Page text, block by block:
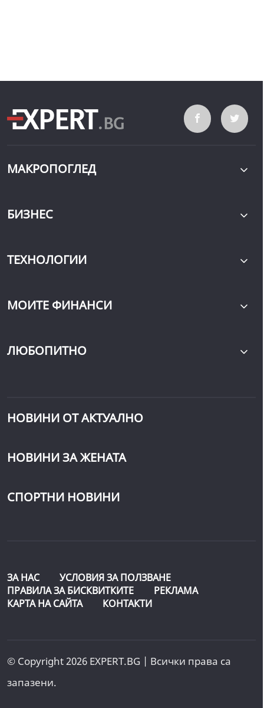
МАКРОПОГЛЕД
БИЗНЕС
ТЕХНОЛОГИИ
МОИТЕ ФИНАНСИ
ЛЮБОПИТНО
НОВИНИ ОТ АКТУАЛНО
НОВИНИ ЗА ЖЕНАТА
СПОРТНИ НОВИНИ
ЗА НАС
УСЛОВИЯ ЗА ПОЛЗВАНЕ
ПРАВИЛА ЗА БИСКВИТКИТЕ
РЕКЛАМА
КАРТА НА САЙТА
КОНТАКТИ
© Copyright 2026 EXPERT.BG | Всички права са
запазени.